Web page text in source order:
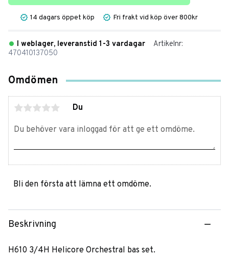
14 dagars öppet köp Fri frakt vid köp över 800kr
I weblager, leveranstid 1-3 vardagar
Artikelnr
470410137050
Omdömen
Du
Bli den första att lämna ett omdöme.
Beskrivning
H610 3/4H Helicore Orchestral bas set.